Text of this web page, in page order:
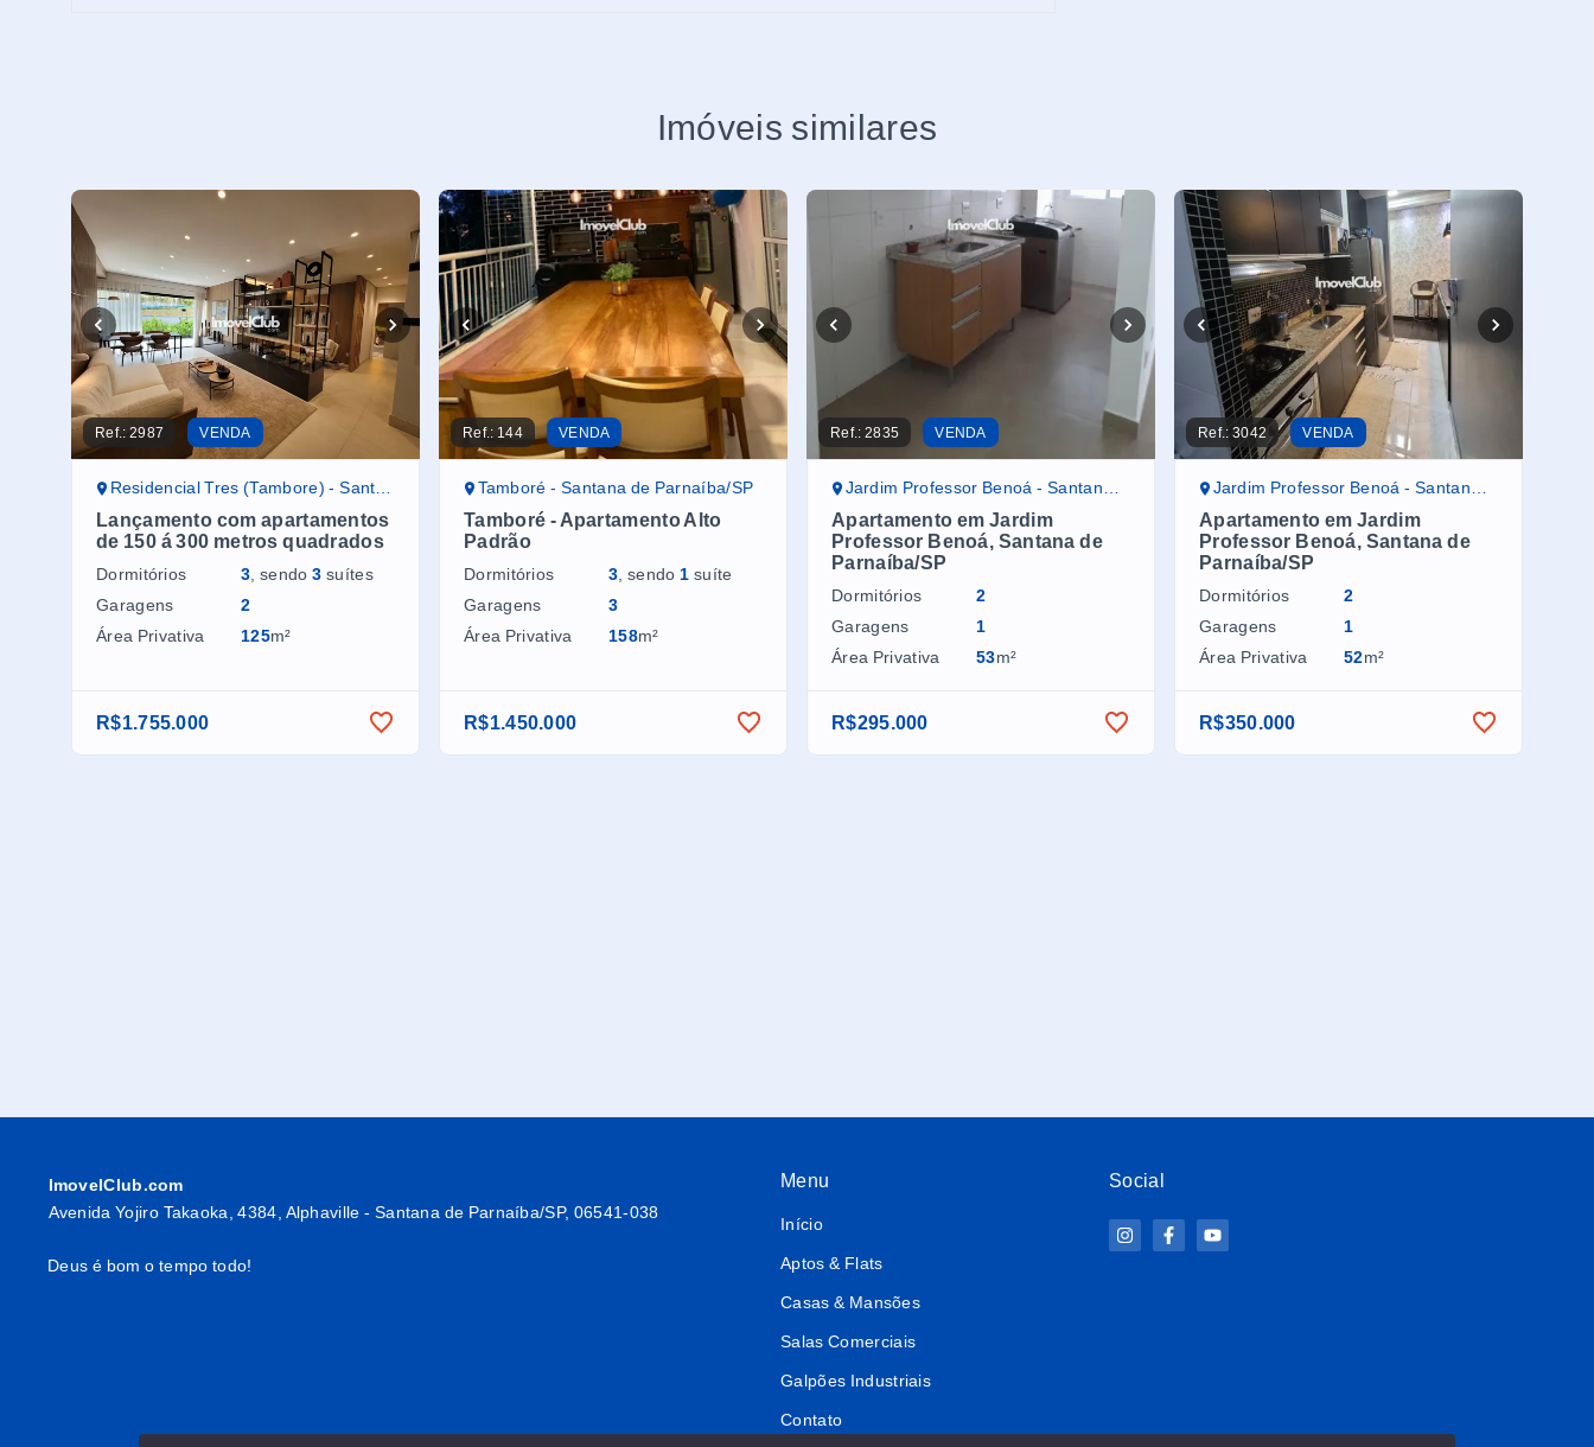
Imóveis similares
Ref.:2987 VENDA
Residencial Tres (Tambore) - Santana de Parnaíba/SP
Lançamento com apartamentos
de 150 á 300 metros quadrados
Dormitórios 3, sendo3 suítes
Garagens
2
Área Privativa
125m²
R$1.755.000
Ref.: 144 VENDA
Tamboré - Santana de Parnaíba/SP
Tamboré - Apartamento Alto
Padrão
Dormitórios 3, sendo1 suíte
Garagens
3
Área Privativa
158m²
R$1.450.000
Ref.:2835 VENDA
Jardim Professor Benoá - Santana de Parnaíba/SP
Apartamento em Jardim
Professor Benoá, Santana de
Parnaíba/SP
Dormitórios
2
Garagens
1
Área Privativa
53m²
R$295.000
Ref.:3042 VENDA
Jardim Professor Benoá - Santana de Parnaíba/SP
Apartamento em Jardim
Professor Benoá, Santana de
Parnaíba/SP
Dormitórios
2
Garagens
1
Área Privativa
52m²
R$350.000
ImovelClub.com
Avenida Yojiro Takaoka, 4384, Alphaville - Santana de Parnaíba/SP, 06541-038
Deus é bom o tempo todo!
Menu
Início
Aptos & Flats
Casas & Mansões
Salas Comerciais
Galpões Industriais
Contato
Social